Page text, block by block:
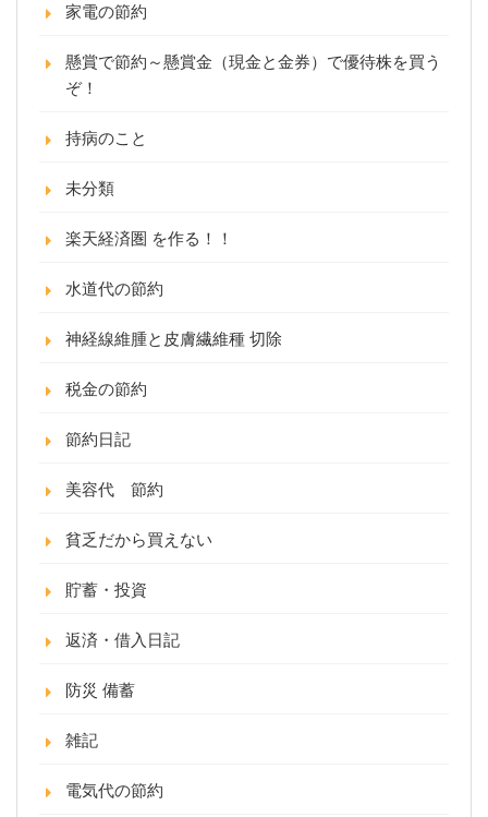
家電の節約
懸賞で節約～懸賞金（現金と金券）で優待株を買う
ぞ！
持病のこと
未分類
楽天経済圏 を作る！！
水道代の節約
神経線維腫と皮膚繊維種 切除
税金の節約
節約日記
美容代 節約
貧乏だから買えない
貯蓄・投資
返済・借入日記
防災 備蓄
雑記
電気代の節約